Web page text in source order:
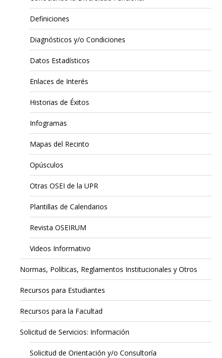
Definiciones
Diagnósticos y/o Condiciones
Datos Estadísticos
Enlaces de Interés
Historias de Éxitos
Infogramas
Mapas del Recinto
Opúsculos
Otras OSEI de la UPR
Plantillas de Calendarios
Revista OSEIRUM
Videos Informativo
Normas, Políticas, Reglamentos Institucionales y Otros
Recursos para Estudiantes
Recursos para la Facultad
Solicitud de Servicios: Información
Solicitud de Orientación y/o Consultoría